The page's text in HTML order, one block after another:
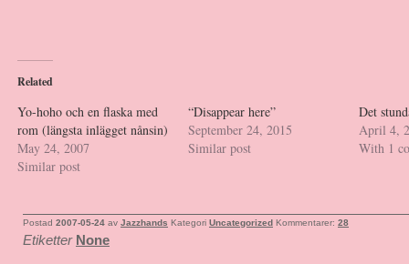
Related
Yo-hoho och en flaska med
rom (längsta inlägget nånsin)
May 24, 2007
Similar post
“Disappear here”
September 24, 2015
Similar post
Det
April 4,
With 1
Postad 2007-05-24 av Jazzhands Kategori Uncategorized Kommentarer: 28
Etiketter None